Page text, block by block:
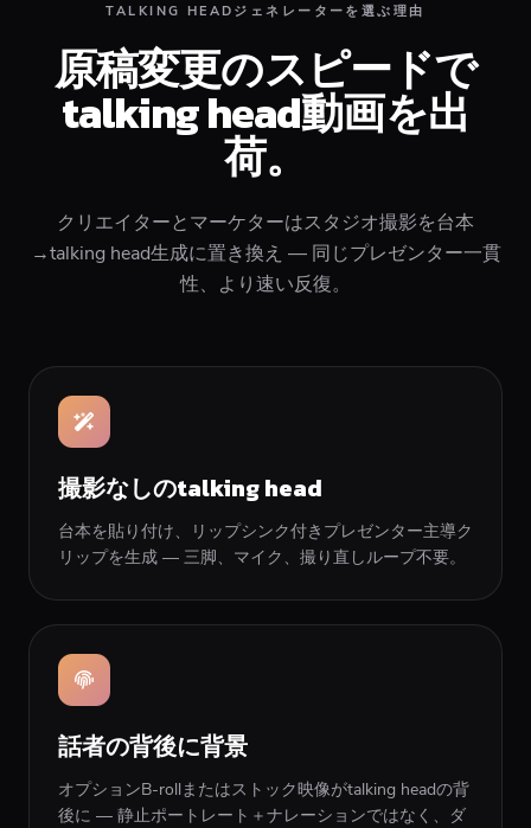
TALKING HEADジェネレーターを選ぶ理由
原稿変更のスピードで
talking head動画を出
荷。
クリエイターとマーケターはスタジオ撮影を台本
→talking head生成に置き換え — 同じプレゼンター一貫
性、より速い反復。
撮影なしのtalking head
台本を貼り付け、リップシンク付きプレゼンター主導ク
リップを生成 — 三脚、マイク、撮り直しループ不要。
話者の背後に背景
オプションB-rollまたはストック映像がtalking headの背
後に — 静止ポートレート＋ナレーションではなく、ダ